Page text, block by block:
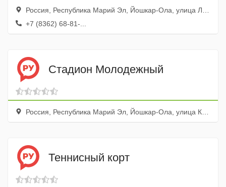
Россия, Республика Марий Эл, Йошкар-Ола, улица Лобачевского, 12/29
+7 (8362) 68-81-...
Стадион Молодежный
Россия, Республика Марий Эл, Йошкар-Ола, улица Карла Маркса, 103, за ФОК &quot,Политехник&quot,
Теннисный корт